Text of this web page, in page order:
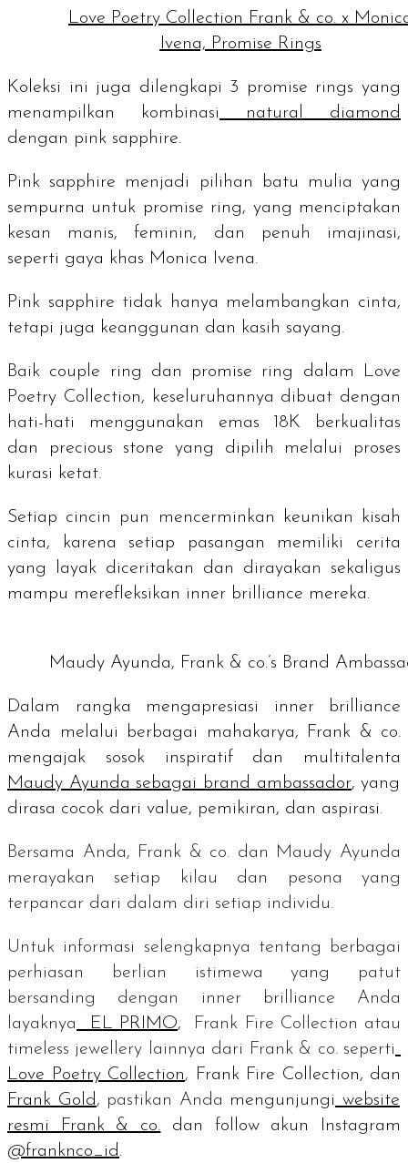
Love Poetry Collection Frank & co. x
Ivena, Promise Rings
Koleksi ini juga dilengkapi 3 promise rings yang
menampilkan kombinasi
natural diamond
dengan pink sapphire.
Pink sapphire menjadi pilihan batu mulia yang
sempurna untuk promise ring, yang menciptakan
kesan manis, feminin, dan penuh imajinasi,
seperti gaya khas Monica Ivena.
Pink sapphire tidak hanya melambangkan cinta,
tetapi juga keanggunan dan kasih sayang.
Baik couple ring dan promise ring
dalam Love
Poetry Collection, keseluruhannya dibuat dengan
hati-hati menggunakan emas 18K berkualitas
dan
precious stone yang dipilih melalui proses
kurasi ketat.
Setiap cincin pun mencerminkan keunikan kisah
cinta, karena setiap pasangan memiliki cerita
yang layak diceritakan dan dirayakan sekaligus
mampu merefleksikan inner brilliance mereka.
Maudy Ayunda, Frank & co.’s Brand
Dalam rangka mengapresiasi inner brilliance
Anda melalui berbagai mahakarya, Frank & co.
mengajak sosok inspiratif dan multitalenta
Maudy Ayunda sebagai brand ambassador, yang
dirasa cocok dari value, pemikiran, dan aspirasi.
Bersama Anda, Frank & co. dan Maudy Ayunda
merayakan setiap kilau dan pesona yang
terpancar dari dalam diri setiap individu.
Untuk informasi selengkapnya tentang berbagai
perhiasan berlian istimewa yang patut
bersanding dengan inner brilliance Anda
layaknya
EL PRIMO,
Frank Fire Collection atau
timeless jewellery lainnya dari Frank & co. seperti
Love Poetry Collection, Frank Fire Collection, dan
Frank Gold , pastikan Anda mengunjungi website
resmi Frank & co. dan followakun Instagram
@franknco_id .